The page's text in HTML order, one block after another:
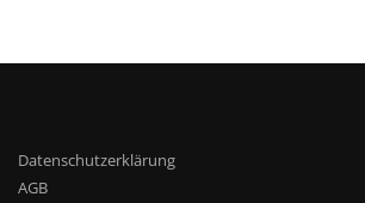
Datenschutzerklärung
AGB